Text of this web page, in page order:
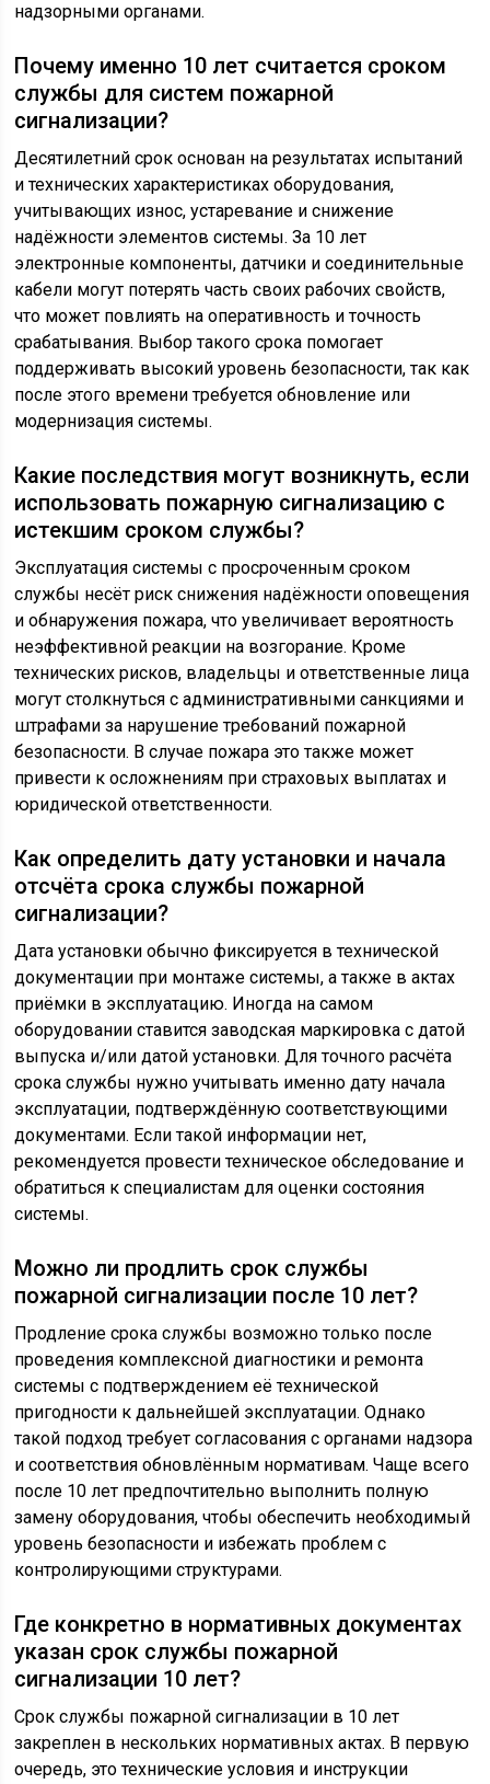
надзорными органами.
Почему именно 10 лет считается сроком
службы для систем пожарной
сигнализации?
Десятилетний срок основан на результатах испытаний
и технических характеристиках оборудования,
учитывающих износ, устаревание и снижение
надёжности элементов системы. За 10 лет
электронные компоненты, датчики и соединительные
кабели могут потерять часть своих рабочих свойств,
что может повлиять на оперативность и точность
срабатывания. Выбор такого срока помогает
поддерживать высокий уровень безопасности, так как
после этого времени требуется обновление или
модернизация системы.
Какие последствия могут возникнуть, если
использовать пожарную сигнализацию с
истекшим сроком службы?
Эксплуатация системы с просроченным сроком
службы несёт риск снижения надёжности оповещения
и обнаружения пожара, что увеличивает вероятность
неэффективной реакции на возгорание. Кроме
технических рисков, владельцы и ответственные лица
могут столкнуться с административными санкциями и
штрафами за нарушение требований пожарной
безопасности. В случае пожара это также может
привести к осложнениям при страховых выплатах и
юридической ответственности.
Как определить дату установки и начала
отсчёта срока службы пожарной
сигнализации?
Дата установки обычно фиксируется в технической
документации при монтаже системы, а также в актах
приёмки в эксплуатацию. Иногда на самом
оборудовании ставится заводская маркировка с датой
выпуска и/или датой установки. Для точного расчёта
срока службы нужно учитывать именно дату начала
эксплуатации, подтверждённую соответствующими
документами. Если такой информации нет,
рекомендуется провести техническое обследование и
обратиться к специалистам для оценки состояния
системы.
Можно ли продлить срок службы
пожарной сигнализации после 10 лет?
Продление срока службы возможно только после
проведения комплексной диагностики и ремонта
системы с подтверждением её технической
пригодности к дальнейшей эксплуатации. Однако
такой подход требует согласования с органами надзора
и соответствия обновлённым нормативам. Чаще всего
после 10 лет предпочтительно выполнить полную
замену оборудования, чтобы обеспечить необходимый
уровень безопасности и избежать проблем с
контролирующими структурами.
Где конкретно в нормативных документах
указан срок службы пожарной
сигнализации 10 лет?
Срок службы пожарной сигнализации в 10 лет
закреплен в нескольких нормативных актах. В первую
очередь, это технические условия и инструкции